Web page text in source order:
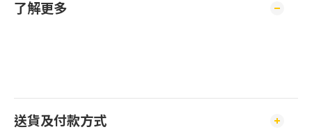
了解更多
送貨及付款方式